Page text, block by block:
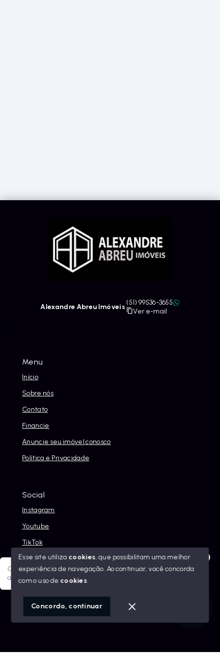
Olá! Sua jornada ao novo imóvel começa aqui. Como posso
ajudar?
Menu
Início
Sobre nós
Contato
Financie
Anuncie seu imóvel conosco
Política e Privacidade
Social
Instagram
Youtube
TikTok
© Copyright 2026 - Alexandre Abreu Imóveis - Todos os
SITE PARA IMOBILIARIA
Alexandre Abreu Imóveis
(51) 99536-3655
Ver e-mail
Esse site utiliza cookies, que possibilitam uma melhor
experiência de navegação.Ao continuar, você concorda
com o uso de cookies.
Concordo, continuar